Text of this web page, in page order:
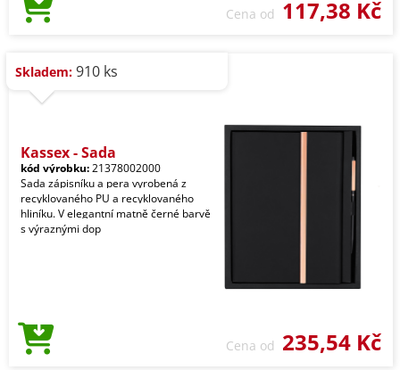
Cena od 117,38 Kč
Skladem: 910 ks
Kassex - Sada
kód výrobku:21378002000
Sada zápisníku a pera vyrobená z
recyklovaného PU a recyklovaného
hliníku. V elegantní matně černé barvě
s výraznými dop
Cena od 235,54 Kč